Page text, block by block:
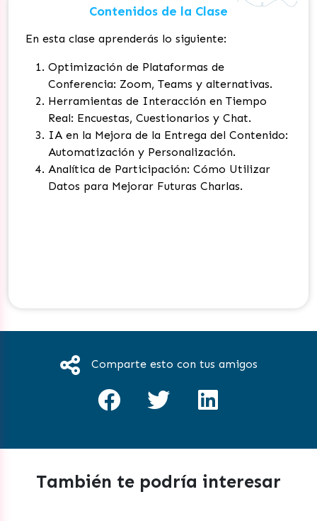
Contenidos de la Clase
En esta clase aprenderás lo siguiente:
Optimización de Plataformas de
Conferencia: Zoom, Teams y alternativas.
Herramientas de Interacción en Tiempo
Real: Encuestas, Cuestionarios y Chat.
IA en la Mejora de la Entrega del Contenido:
Automatización y Personalización.
Analítica de Participación: Cómo Utilizar
Datos para Mejorar Futuras Charlas.
Comparte esto con tus amigos
También te podría interesar